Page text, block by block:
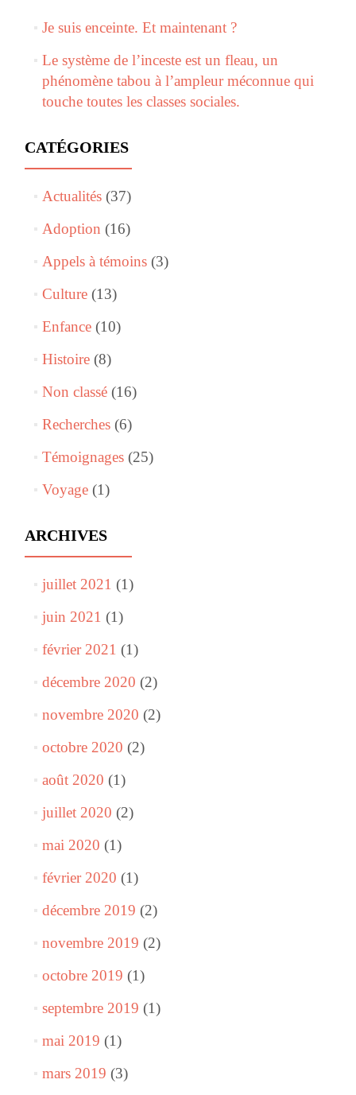
Je suis enceinte. Et maintenant ?
Le système de l’inceste est un fleau, un
phénomène tabou à l’ampleur méconnue qui
touche toutes les classes sociales.
CATÉGORIES
Actualités(37)
Adoption (16)
Appels à témoins(3)
Culture(13)
Enfance(10)
Histoire(8)
Non classé(16)
Recherches(6)
Témoignages(25)
Voyage(1)
ARCHIVES
juillet 2021 (1)
juin 2021 (1)
février 2021 (1)
décembre 2020 (2)
novembre 2020 (2)
octobre 2020 (2)
août 2020 (1)
juillet 2020 (2)
mai 2020 (1)
février 2020 (1)
décembre 2019 (2)
novembre 2019 (2)
octobre 2019 (1)
septembre 2019 (1)
mai 2019 (1)
mars 2019 (3)